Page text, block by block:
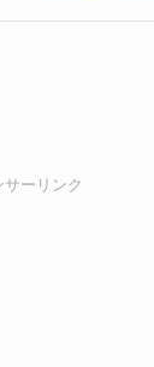
サーリンク